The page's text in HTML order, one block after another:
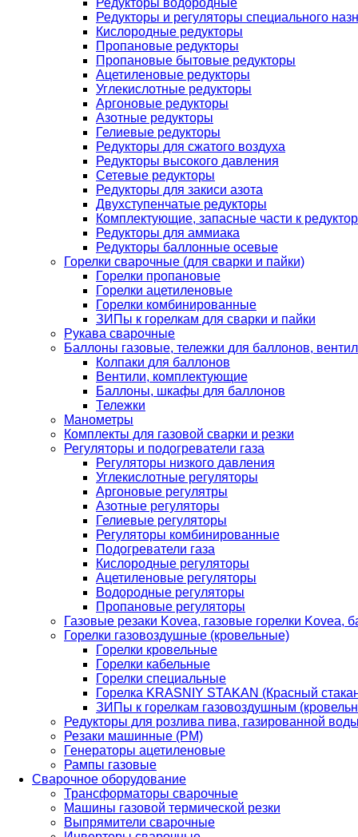
Редукторы водородные
Редукторы и регуляторы специального
Кислородные редукторы
Пропановые редукторы
Пропановые бытовые редукторы
Ацетиленовые редукторы
Углекислотные редукторы
Аргоновые редукторы
Азотные редукторы
Гелиевые редукторы
Редукторы для сжатого воздуха
Редукторы высокого давления
Сетевые редукторы
Редукторы для закиси азота
Двухступенчатые редукторы
Комплектующие, запасные части к
Редукторы для аммиака
Редукторы баллонные осевые
Горелки сварочные (для сварки и пайки)
Горелки пропановые
Горелки ацетиленовые
Горелки комбинированные
ЗИПы к горелкам для сварки и пайки
Рукава сварочные
Баллоны газовые, тележки для баллонов,
Колпаки для баллонов
Вентили, комплектующие
Баллоны, шкафы для баллонов
Тележки
Манометры
Комплекты для газовой сварки и резки
Регуляторы и подогреватели газа
Регуляторы низкого давления
Углекислотные регуляторы
Аргоновые регулятры
Азотные регуляторы
Гелиевые регуляторы
Регуляторы комбинированные
Подогреватели газа
Кислородные регуляторы
Ацетиленовые регуляторы
Водородные регуляторы
Пропановые регуляторы
Газовые резаки Kovea, газовые горелки Kovea,
Горелки газовоздушные (кровельные)
Горелки кровельные
Горелки кабельные
Горелки специальные
Горелка KRASNIY STAKAN (Красный
ЗИПы к горелкам газовоздушным
Редукторы для розлива пива, газированной
Резаки машинные (РМ)
Генераторы ацетиленовые
Рампы газовые
Сварочное оборудование
Трансформаторы сварочные
Машины газовой термической резки
Выпрямители сварочные